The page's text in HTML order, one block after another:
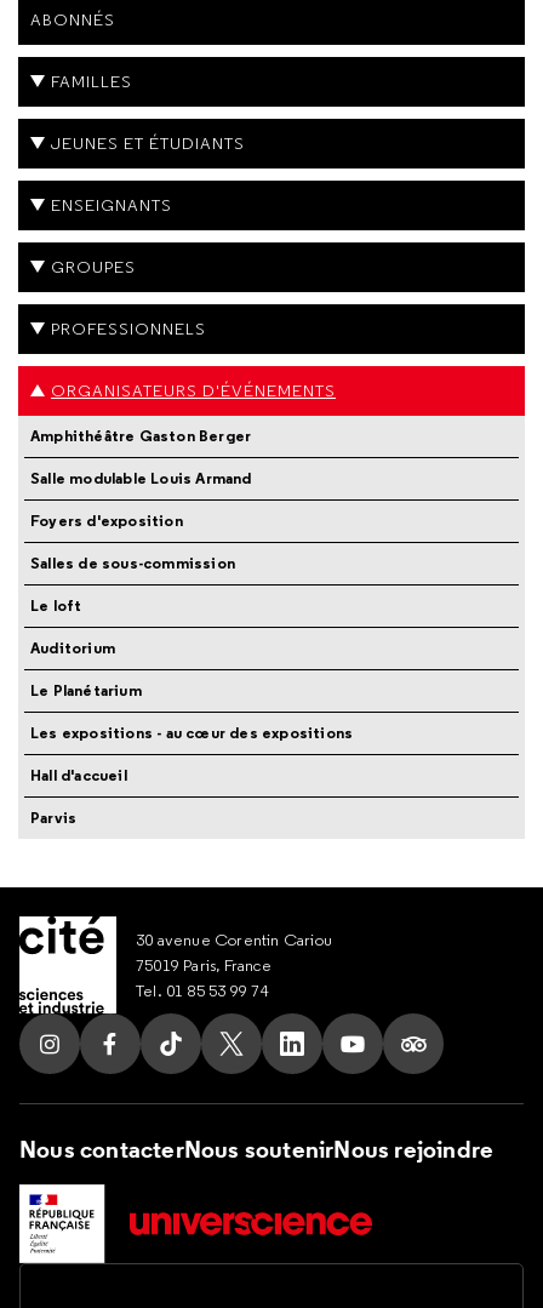
ABONNÉS
FAMILLES
JEUNES ET ÉTUDIANTS
ENSEIGNANTS
GROUPES
PROFESSIONNELS
ORGANISATEURS D'ÉVÉNEMENTS
Amphithéâtre Gaston Berger
Salle modulable Louis Armand
Foyers d'exposition
Salles de sous-commission
Le loft
Auditorium
Le Planétarium
Les expositions - au cœur des expositions
Hall d'accueil
Parvis
30 avenue Corentin Cariou
75019 Paris, France
Tel. 01 85 53 99 74
Suivez nous sur Instagram
Suivez nous sur Facebook
Suivez nous sur Tik Tok
Suivez nous sur X
Suivez nous sur LinkedIn
Suivez nous sur
Suivez nous
Nous contacterNous soutenirNous rejoindre